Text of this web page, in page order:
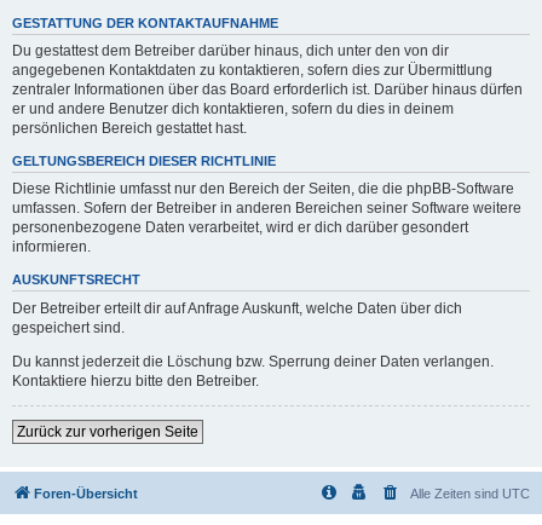
GESTATTUNG DER KONTAKTAUFNAHME
Du gestattest dem Betreiber darüber hinaus, dich unter den von dir
angegebenen Kontaktdaten zu kontaktieren, sofern dies zur Übermittlung
zentraler Informationen über das Board erforderlich ist. Darüber hinaus dürfen
er und andere Benutzer dich kontaktieren, sofern du dies in deinem
persönlichen Bereich gestattet hast.
GELTUNGSBEREICH DIESER RICHTLINIE
Diese Richtlinie umfasst nur den Bereich der Seiten, die die phpBB-Software
umfassen. Sofern der Betreiber in anderen Bereichen seiner Software weitere
personenbezogene Daten verarbeitet, wird er dich darüber gesondert
informieren.
AUSKUNFTSRECHT
Der Betreiber erteilt dir auf Anfrage Auskunft, welche Daten über dich
gespeichert sind.
Du kannst jederzeit die Löschung bzw. Sperrung deiner Daten verlangen.
Kontaktiere hierzu bitte den Betreiber.
Zurück zur vorherigen Seite
Foren-Übersicht Alle Zeiten sind UTC